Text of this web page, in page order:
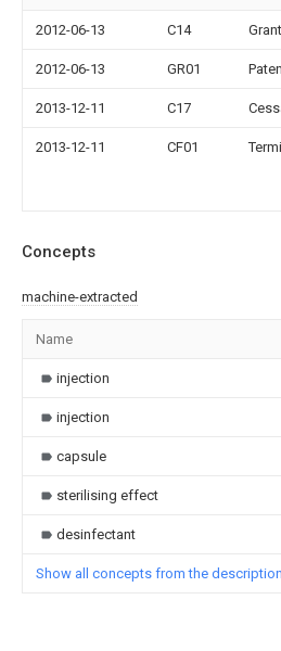
2012-06-13 C14
2012-06-13 GR01
2013-12-11 C17
2013-12-11 CF01
Concepts
machine-extracted
Name
injection
injection
capsule
sterilising effect
desinfectant
Show all concepts from the